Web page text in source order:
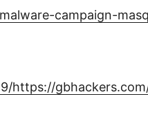
campaign-
https://